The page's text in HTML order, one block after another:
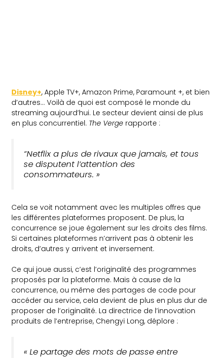
Disney+, Apple TV+, Amazon Prime, Paramount +, et bien
d’autres… Voilà de quoi est composé le monde du
streaming aujourd’hui. Le secteur devient ainsi de plus
en plus concurrentiel. The Verge rapporte :
“Netflix a plus de rivaux que jamais, et tous
se disputent l’attention des
consommateurs. »
Cela se voit notamment avec les multiples offres que
les différentes plateformes proposent. De plus, la
concurrence se joue également sur les droits des films.
Si certaines plateformes n’arrivent pas à obtenir les
droits, d’autres y arrivent et inversement.
Ce qui joue aussi, c’est l’originalité des programmes
proposés par la plateforme. Mais à cause de la
concurrence, ou même des partages de code pour
accéder au service, cela devient de plus en plus dur de
proposer de l’originalité. La directrice de l’innovation
produits de l’entreprise, Chengyi Long, déplore :
« Le partage des mots de passe entre